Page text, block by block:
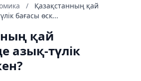
/
Қазақстанның қай
бағасы өск...
қай
азық-түлік